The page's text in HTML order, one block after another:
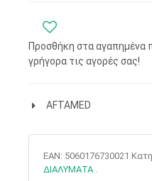
Προσθήκη στα αγαπημένα
γρήγορα τις αγορές σας!
AFTAMED
EAN: 5060176730021
ΔΙΑΛΥΜΑΤΑ.